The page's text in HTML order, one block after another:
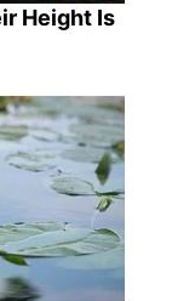
Height Is